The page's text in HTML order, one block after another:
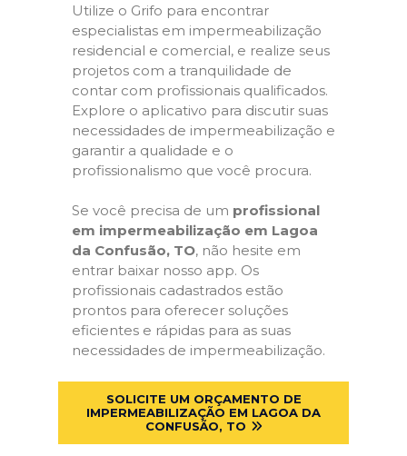
Utilize o Grifo para encontrar
especialistas em impermeabilização
residencial e comercial, e realize seus
projetos com a tranquilidade de
contar com profissionais qualificados.
Explore o aplicativo para discutir suas
necessidades de impermeabilização e
garantir a qualidade e o
profissionalismo que você procura.
Se você precisa de um profissional
em impermeabilização em Lagoa
da Confusão, TO, não hesite em
entrar baixar nosso app. Os
profissionais cadastrados estão
prontos para oferecer soluções
eficientes e rápidas para as suas
necessidades de impermeabilização.
SOLICITE UM ORÇAMENTO DE
IMPERMEABILIZAÇÃO EM LAGOA DA
CONFUSÃO, TO